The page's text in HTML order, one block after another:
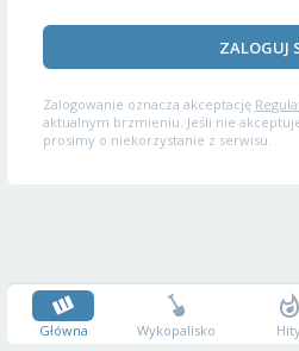
ZALOGUJ
Zalogowanie oznacza akceptację
aktualnym brzmieniu. Jeśli nie
prosimy o niekorzystanie z serwisu.
Główna Wykopalisko